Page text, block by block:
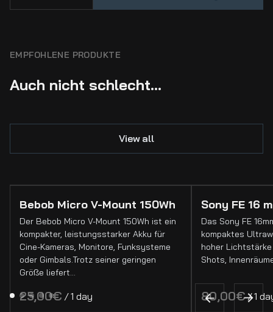
EMPFOHLENE PRODUKTE
Auch nicht schlecht...
View all
Bebob Micro V-Mount 150Wh
Der Bebob Micro V-Mount 150Wh ist ein
kompakter, leistungsstarker Akku für
Cine-Kameras, Monitore, Funksysteme
oder Gimbals.Trotz seiner geringen
Größe liefert…
/
Sony FE 16
Das Sony FE
kompaktes
hoher
Shots,
/